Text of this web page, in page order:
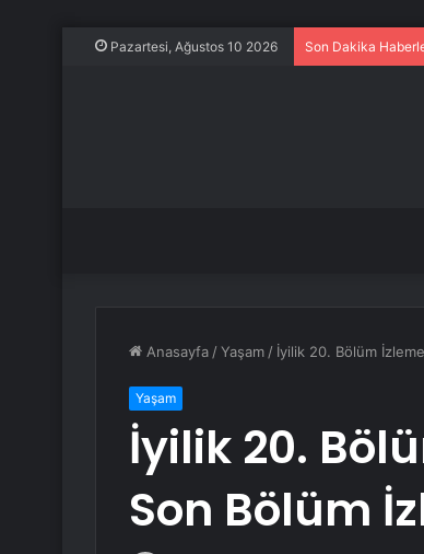
Pazartesi, Ağustos 10 2026 Son Dakika
Anasayfa /Yaşam / İyilik 20. Bölüm
Yaşam
İyilik 20.
Son Bölüm